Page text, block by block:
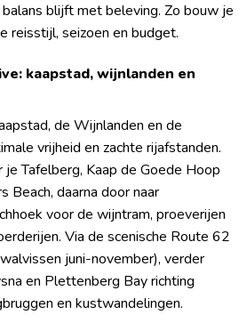
blijft met beleving. Zo bouw je
reisstijl, seizoen en budget.
kaapstad, wijnlanden en
de Wijnlanden en de
vrijheid en zachte rijafstanden.
je Tafelberg, Kaap de Goede Hoop
Beach, daarna door naar
voor de wijntram, proeverijen
Via de scenische Route 62
juni-november), verder
en Plettenberg Bay richting
en kustwandelingen.